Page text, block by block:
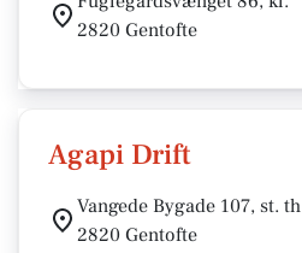
2820 Gentofte
Agapi Drift
Vangede Bygade 107, st. th
2820 Gentofte